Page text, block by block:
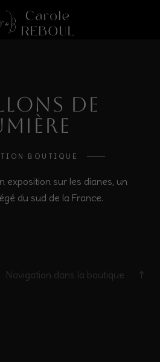
de
BOUTIQUE
exposition sur les dianes, un
du sud de la France.
dans la boutique ↑